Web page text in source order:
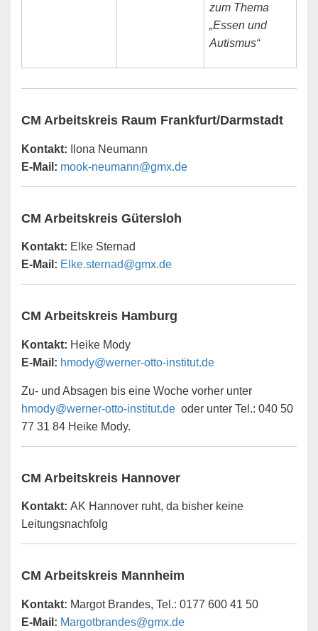
zum Thema
„Essen und
Autismus“
CM Arbeitskreis Raum Frankfurt/Darmstadt
Kontakt:
Ilona Neumann
E-Mail: mook-neumann@gmx.de
CM Arbeitskreis Gütersloh
Kontakt: Elke Sternad
E-Mail: Elke.sternad@gmx.de
CM Arbeitskreis Hamburg
Kontakt: Heike Mody
E-Mail: hmody@werner-otto-institut.de
Zu- und Absagen bis eine Woche vorher unter
hmody@werner-otto-institut.de oder unter Tel.: 040 50
77 31 84 Heike Mody.
CM Arbeitskreis Hannover
Kontakt: AK Hannover ruht, da bisher keine
Leitungsnachfolg
CM Arbeitskreis Mannheim
Kontakt: Margot Brandes, Tel.: 0177 600 41 50
E-Mail: Margotbrandes@gmx.de